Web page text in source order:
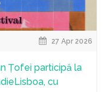
27 Apr 2026
Țofei participă la
cu